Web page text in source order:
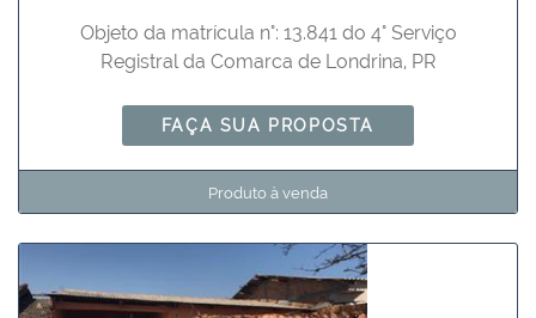
Objeto da matrícula n°: 13.841 do 4° Serviço
Registral da Comarca de Londrina, PR
FAÇA SUA PROPOSTA
Produto à venda